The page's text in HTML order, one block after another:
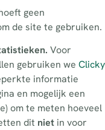
geen
de site te gebruiken.
Voor
gebruiken we Clicky
informatie
en mogelijk een
om te meten hoeveel
dit niet in voor